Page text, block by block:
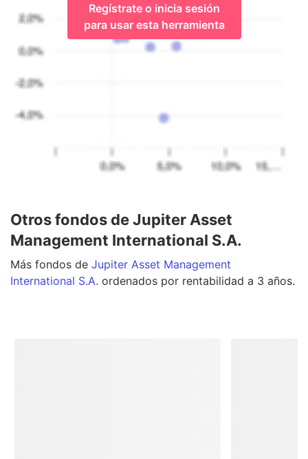
Regístrate o inicia sesión
para usar esta herramienta
Otros fondos de Jupiter Asset
Management International S.A.
Más fondos de Jupiter Asset Management
International S.A. ordenados por rentabilidad a 3 años.